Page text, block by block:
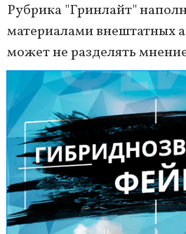
Рубрика "Гринлайт"
материалами внештатных
может не разделять